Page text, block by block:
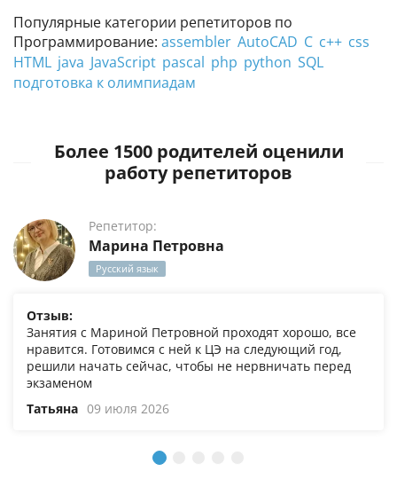
Популярные категории репетиторов по
Программирование: assembler AutoCAD C c++ css
HTML java JavaScript pascal php python SQL
подготовка к олимпиадам
Более 1500 родителей оценили
работу репетиторов
Репетитор:
Марина Петровна
Русский язык
Отзыв:
Занятия с Мариной Петровной проходят хорошо, все
нравится. Готовимся с ней к ЦЭ на следующий год,
решили начать сейчас, чтобы не нервничать перед
экзаменом
Татьяна 09 июля 2026